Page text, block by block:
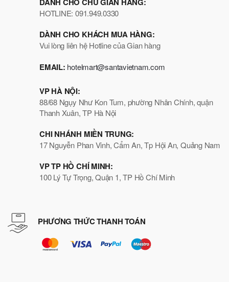
HOTLINE: 091.949.0330
DÀNH CHO KHÁCH MUA HÀNG:
Vui lòng liên hệ Hotline của Gian hàng
EMAIL: hotelmart@santavietnam.com
VP HÀ NỘI:
88/68 Ngụy Như Kon Tum, phường Nhân Chính, quận
Thanh Xuân, TP Hà Nội
CHI NHÁNH MIỀN TRUNG:
17 Nguyễn Phan Vinh, Cẩm An, Tp Hội An, Quảng Nam
VP TP HỒ CHÍ MINH:
100 Lý Tự Trọng, Quận 1, TP Hồ Chí Minh
PHƯƠNG THỨC THANH TOÁN